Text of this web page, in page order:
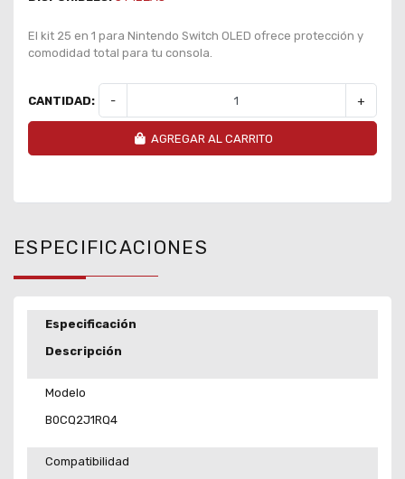
El kit 25 en 1 para Nintendo Switch OLED ofrece protección y
comodidad total para tu consola.
CANTIDAD: - +
AGREGAR AL CARRITO
ESPECIFICACIONES
Especificación
Descripción
Modelo
B0CQ2J1RQ4
Compatibilidad